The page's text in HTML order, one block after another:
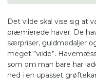
haver, der ikke
de mange stande fra
organisationer,
Det vilde skal vise sig at
præmierede haver. De
særpriser, guldmedaljer
meget ”vilde”.
som om man bare har
ned i en upasset